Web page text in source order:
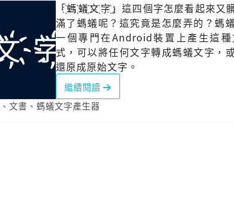
「҉螞҉蟻҉文҉字҉」這四個字怎麼看起來
滿了螞蟻呢？這究竟是怎麼弄的？螞
一個專門在Android裝置上產生這種
式，可以將任何文字轉成螞蟻文字，
還原成原始文字。
繼續閱讀
、 文書 、 螞蟻文字產生器